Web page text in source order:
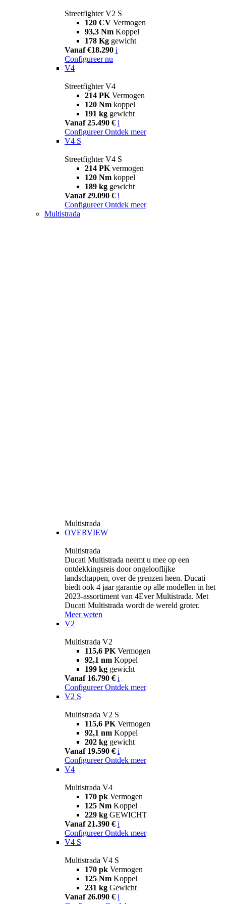
Streetfighter V2 S
120 CV Vermogen
93,3 Nm Koppel
178 Kg gewicht
Vanaf €18.290 i
Configureer nu
V4
Streetfighter V4
214 PK Vermogen
120 Nm koppel
191 kg gewicht
Vanaf 25.490 € i
Configureer Ontdek meer
V4 S
Streetfighter V4 S
214 PK vermogen
120 Nm koppel
189 kg gewicht
Vanaf 29.090 € i
Configureer Ontdek meer
Multistrada
Multistrada
OVERVIEW
Multistrada
Ducati Multistrada neemt u mee op een
ontdekkingsreis door ongelooflijke
landschappen, over de grenzen heen. Ducati
biedt ook 4 jaar garantie op alle modellen in het
2023-assortiment van 4Ever Multistrada. Met
Ducati Multistrada wordt de wereld groter.
Meer weten
V2
Multistrada V2
115,6 PK Vermogen
92,1 nm Koppel
199 kg gewicht
Vanaf 16.790 € i
Configureer Ontdek meer
V2 S
Multistrada V2 S
115,6 PK Vermogen
92,1 nm Koppel
202 kg gewicht
Vanaf 19.590 € i
Configureer Ontdek meer
V4
Multistrada V4
170 pk Vermogen
125 Nm Koppel
229 kg GEWICHT
Vanaf 21.390 € i
Configureer Ontdek meer
V4 S
Multistrada V4 S
170 pk Vermogen
125 Nm Koppel
231 kg Gewicht
Vanaf 26.090 € i